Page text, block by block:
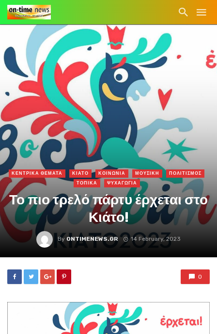
ΚΕΝΤΡΙΚΑ ΘΕΜΑΤΑ ΚΙΑΤΟ ΚΟΙΝΩΝΙΑ ΜΟΥΣΙΚΗ
ΠΟΛΙΤΙΣΜΟΣ
ΤΟΠΙΚΑ
ΨΥΧΑΓΩΓΙΑ
Το πιο τρελό πάρτυ έρχεται στο
Κιάτο!
By ONTIMENEWS.GR 14 February, 2023
0